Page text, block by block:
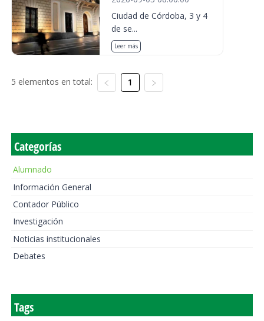
Ciudad de Córdoba, 3 y 4
de se...
Leer más
5 elementos en total: 1
Categorías
Alumnado
Información General
Contador Público
Investigación
Noticias institucionales
Debates
Tags